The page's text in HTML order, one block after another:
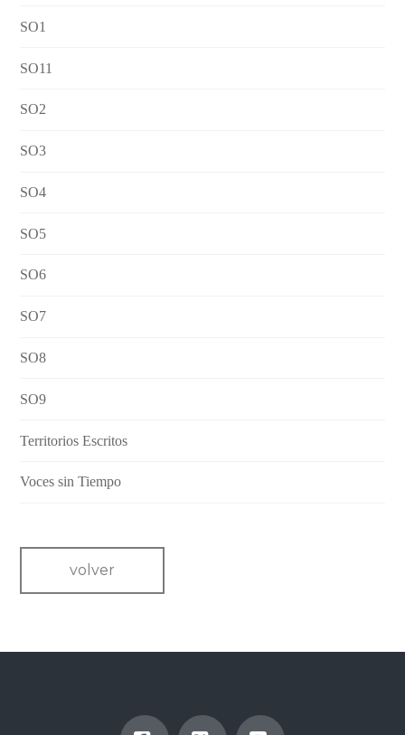
SO1
SO11
SO2
SO3
SO4
SO5
SO6
SO7
SO8
SO9
Territorios Escritos
Voces sin Tiempo
volver